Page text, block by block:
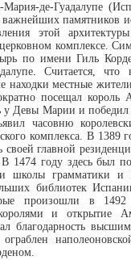
Мария-де-Гуадалупе
важнейших памятников
этой
комплексе.
по имени Гиль
Считается,
находки местные
посещал
Девы Марии и победил
часовню
комплекса. В 1389
главной
В 1474 году здесь был
школы грамматики
библиотек
произошли в
и открытие
благодарность